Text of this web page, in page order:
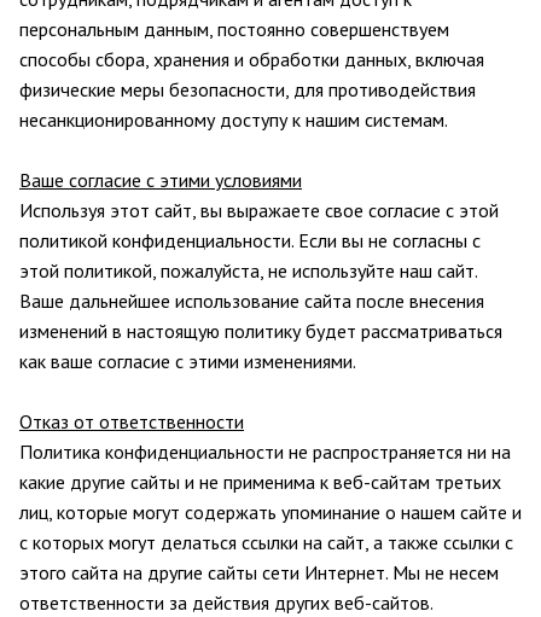
персональным данным, постоянно совершенствуем
способы сбора, хранения и обработки данных, включая
физические меры безопасности, для противодействия
несанкционированному доступу к нашим системам.
Ваше согласие с этими условиями
Используя этот сайт, вы выражаете свое согласие с этой
политикой конфиденциальности. Если вы не согласны с
этой политикой, пожалуйста, не используйте наш сайт.
Ваше дальнейшее использование сайта после внесения
изменений в настоящую политику будет рассматриваться
как ваше согласие с этими изменениями.
Отказ от ответственности
Политика конфиденциальности не распространяется ни на
какие другие сайты и не применима к веб-сайтам третьих
лиц, которые могут содержать упоминание о нашем сайте и
с которых могут делаться ссылки на сайт, а также ссылки с
этого сайта на другие сайты сети Интернет. Мы не несем
ответственности за действия других веб-сайтов.